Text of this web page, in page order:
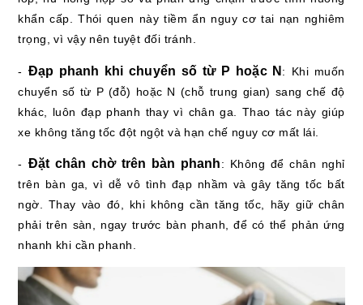
khẩn cấp. Thói quen này tiềm ẩn nguy cơ tai nạn nghiêm
trọng, vì vậy nên tuyệt đối tránh.
- Đạp phanh khi chuyển số từ P hoặc N : Khi muốn
chuyển số từ P (đỗ) hoặc N (chỗ trung gian) sang chế độ
khác, luôn đạp phanh thay vì chân ga. Thao tác này giúp
xe không tăng tốc đột ngột và hạn chế nguy cơ mất lái.
- Đặt chân chờ trên bàn phanh: Không để chân nghỉ
trên bàn ga, vì dễ vô tình đạp nhầm và gây tăng tốc bất
ngờ. Thay vào đó, khi không cần tăng tốc, hãy giữ chân
phải trên sàn, ngay trước bàn phanh, để có thể phản ứng
nhanh khi cần phanh.